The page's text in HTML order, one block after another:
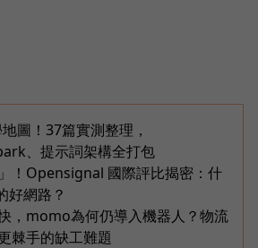
圖！37篇實測整理，
、提示詞架構全打包
！Opensignal 國際評比揭密：什
好網路？
，momo為何仍導入機器人？物流
棘手的缺工難題